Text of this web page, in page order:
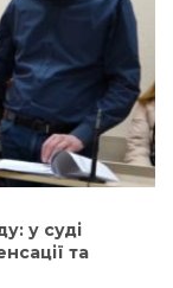
у суді
та